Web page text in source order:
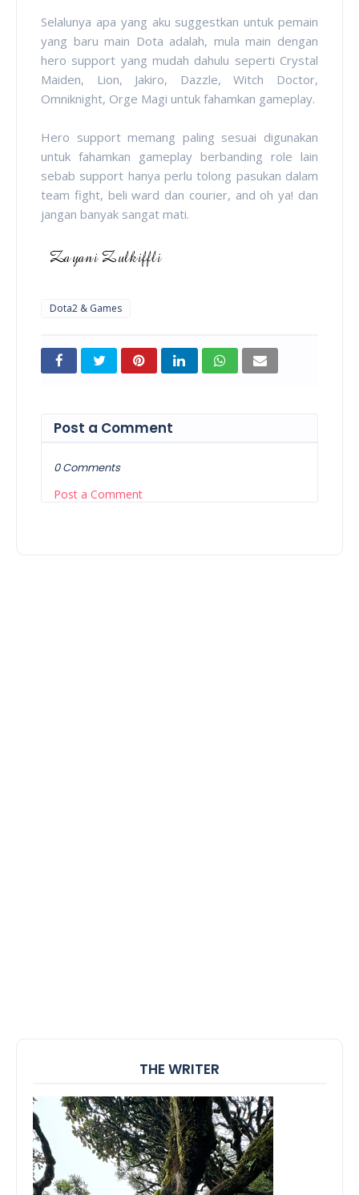
Selalunya apa yang aku suggestkan untuk pemain
yang baru main Dota adalah, mula main dengan
hero support yang mudah dahulu seperti Crystal
Maiden, Lion, Jakiro, Dazzle, Witch Doctor,
Omniknight, Orge Magi untuk fahamkan gameplay.
Hero support memang paling sesuai digunakan
untuk fahamkan gameplay berbanding role lain
sebab support hanya perlu tolong pasukan dalam
team fight, beli ward dan courier, and oh ya! dan
jangan banyak sangat mati.
Dota2 & Games
Post a Comment
0 Comments
Post a Comment
THE WRITER